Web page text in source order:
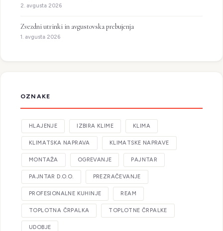
2. avgusta 2026
Zvezdni utrinki in avgustovska prebujenja
1. avgusta 2026
OZNAKE
HLAJENJE IZBIRA KLIME KLIMA
KLIMATSKA NAPRAVA KLIMATSKE NAPRAVE
MONTAŽA OGREVANJE PAJNTAR
PAJNTAR D.O.O. PREZRAČEVANJE
PROFESIONALNE KUHINJE REAM
TOPLOTNA ČRPALKA TOPLOTNE ČRPALKE
UDOBJE